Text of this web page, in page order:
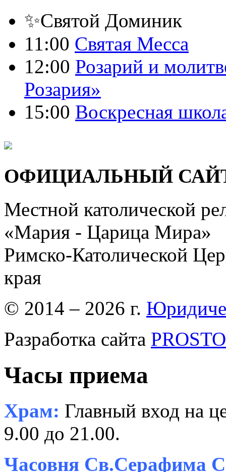
✨Святой Доминик
11:00 Святая Месса
12:00 Розарий и
Розария»
15:00 Воскресная
ОФИЦИАЛЬНЫЙ
Местной католической
«Мария - Царица Мира»
Римско-Католической
края
© 2014 – 2026 г.
Разработка сайта
Часы приема
Храм: Главный вход на
9.00 до 21.00.
Часовня Св.Серафима